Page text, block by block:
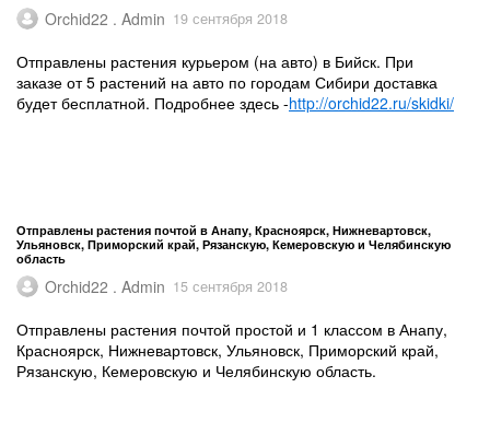
Orchid22 . Admin 19 сентября 2018
Отправлены растения курьером (на авто) в Бийск. При
заказе от 5 растений на авто по городам Сибири доставка
будет бесплатной. Подробнее здесь -http://orchid22.ru/skidki/
Отправлены растения почтой в Анапу, Красноярск, Нижневартовск,
Ульяновск, Приморский край, Рязанскую, Кемеровскую и Челябинскую
область
Orchid22 . Admin 15 сентября 2018
Отправлены растения почтой простой и 1 классом в Анапу,
Красноярск, Нижневартовск, Ульяновск, Приморский край,
Рязанскую, Кемеровскую и Челябинскую область.